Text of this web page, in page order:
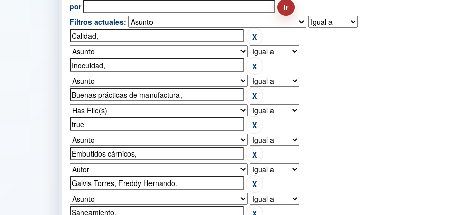
por
Filtros actuales: